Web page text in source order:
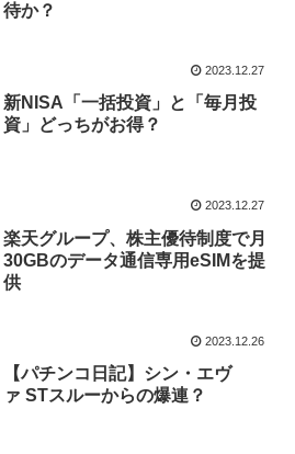
待か？
2023.12.27
新NISA「一括投資」と「毎月投
資」どっちがお得？
2023.12.27
楽天グループ、株主優待制度で月
30GBのデータ通信専用eSIMを提
供
2023.12.26
【パチンコ日記】シン・エヴ
ァ STスルーからの爆連？